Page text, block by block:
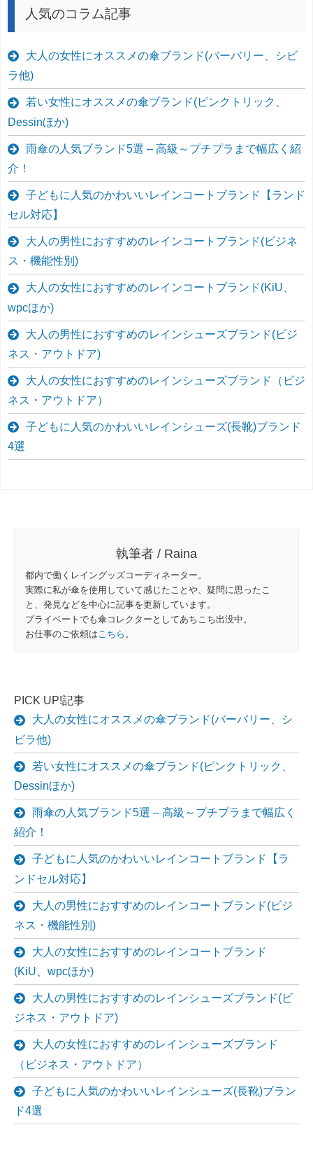
人気のコラム記事
大人の女性にオススメの傘ブランド(バーバリー、シビ
ラ他)
若い女性にオススメの傘ブランド(ピンクトリック、
Dessinほか)
雨傘の人気ブランド5選 – 高級～プチプラまで幅広く紹
介！
子どもに人気のかわいいレインコートブランド【ランド
セル対応】
大人の男性におすすめのレインコートブランド(ビジネ
ス・機能性別)
大人の女性におすすめのレインコートブランド(KiU、
wpcほか)
大人の男性におすすめのレインシューズブランド(ビジ
ネス・アウトドア)
大人の女性におすすめのレインシューズブランド（ビジ
ネス・アウトドア）
子どもに人気のかわいいレインシューズ(長靴)ブランド
4選
執筆者 / Raina
都内で働くレイングッズコーディネーター。
実際に私が傘を使用していて感じたことや、疑問に思ったこ
と、発見などを中心に記事を更新しています。
プライベートでも傘コレクターとしてあちこち出没中。
お仕事のご依頼はこちら 。
PICK UP!記事
大人の女性にオススメの傘ブランド(バーバリー、シ
ビラ他)
若い女性にオススメの傘ブランド(ピンクトリック、
Dessinほか)
雨傘の人気ブランド5選 – 高級～プチプラまで幅広く
紹介！
子どもに人気のかわいいレインコートブランド【ラ
ンドセル対応】
大人の男性におすすめのレインコートブランド(ビジ
ネス・機能性別)
大人の女性におすすめのレインコートブランド
(KiU、wpcほか)
大人の男性におすすめのレインシューズブランド(ビ
ジネス・アウトドア)
大人の女性におすすめのレインシューズブランド
（ビジネス・アウトドア）
子どもに人気のかわいいレインシューズ(長靴)ブラン
ド4選